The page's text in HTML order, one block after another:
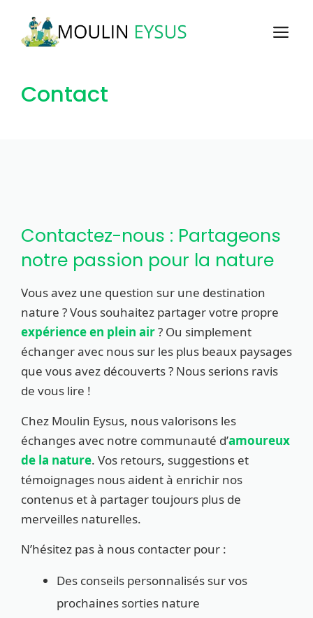
contenu
Contact
Contactez-nous : Partageons
notre passion pour la nature
Vous avez une question sur une destination
nature ? Vous souhaitez partager votre propre
expérience en plein air? Ou simplement
échanger avec nous sur les plus beaux paysages
que vous avez découverts ? Nous serions ravis
de vous lire !
Chez Moulin Eysus, nous valorisons les
échanges avec notre communauté d’amoureux
de la nature. Vos retours, suggestions et
témoignages nous aident à enrichir nos
contenus et à partager toujours plus de
merveilles naturelles.
N’hésitez pas à nous contacter pour :
Des conseils personnalisés sur vos
prochaines sorties nature